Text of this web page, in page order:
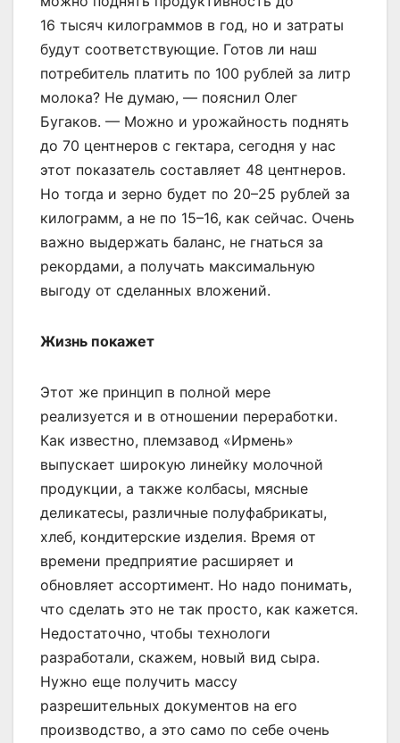
16 тысяч килограммов в год, но и затраты
будут соответствующие. Готов ли наш
потребитель платить по 100 рублей за литр
молока? Не думаю, — пояснил Олег
Бугаков. — Можно и урожайность поднять
до 70 центнеров с гектара, сегодня у нас
этот показатель составляет 48 центнеров.
Но тогда и зерно будет по 20–25 рублей за
килограмм, а не по 15–16, как сейчас. Очень
важно выдержать баланс, не гнаться за
рекордами, а получать максимальную
выгоду от сделанных вложений.
Жизнь покажет
Этот же принцип в полной мере
реализуется и в отношении переработки.
Как известно, племзавод «Ирмень»
выпускает широкую линейку молочной
продукции, а также колбасы, мясные
деликатесы, различные полуфабрикаты,
хлеб, кондитерские изделия. Время от
времени предприятие расширяет и
обновляет ассортимент. Но надо понимать,
что сделать это не так просто, как кажется.
Недостаточно, чтобы технологи
разработали, скажем, новый вид сыра.
Нужно еще получить массу
разрешительных документов на его
производство, а это само по себе очень